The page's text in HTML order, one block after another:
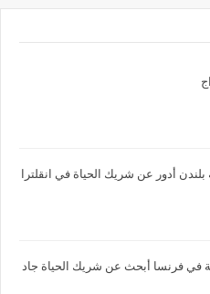
أدور عن شريك الحياة في انقلترا
في فرنسا أبحث عن شريك الحياة جاد